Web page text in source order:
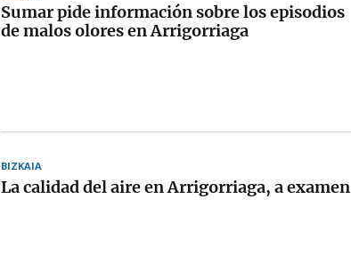
Sumar pide información sobre los episodios
de malos olores en Arrigorriaga
BIZKAIA
La calidad del aire en Arrigorriaga, a examen